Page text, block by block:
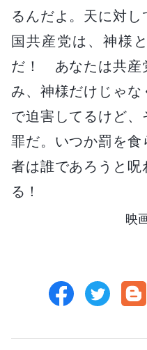
るんだよ。天に対
国共産党は、神様
だ！ あなたは共産
み、神様だけじゃな
で迫害してるけど
罪だ。いつか罰を食
者は誰であろうと
る！
映